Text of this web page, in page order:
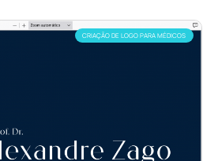
CRIAÇÃO DE LOGO PARA MÉDICOS